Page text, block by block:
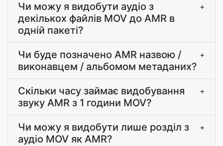
Чи можу я видобути аудіо з
декількох файлів MOV до AMR в
одній пакеті?
+
Чи буде позначено AMR назвою /
виконавцем / альбомом метаданих?
+
Скільки часу займає видобування
звуку AMR з 1 години MOV?
+
Чи можу я видобути лише розділ з
аудіо MOV як AMR?
+